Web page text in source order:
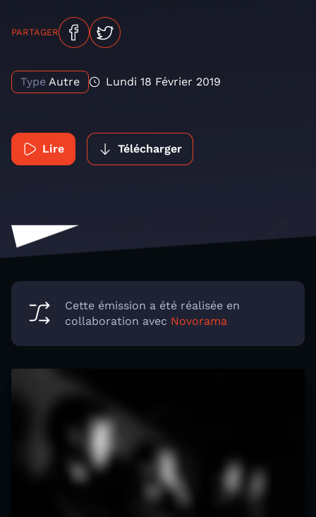
PARTAGER
Type Autre Lundi 18 Février 2019
Lire Télécharger
Cette émission a été réalisée en
collaboration avec Novorama